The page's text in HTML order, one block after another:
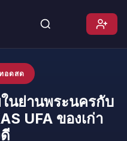
อดสด
นย่านพระนครกับ
UFA ของเก่า